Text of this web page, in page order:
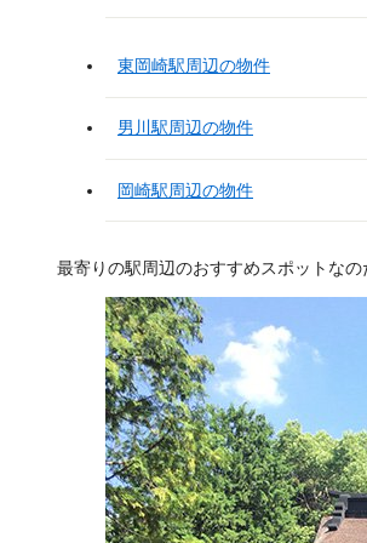
東岡崎駅周辺の物件
男川駅周辺の物件
岡崎駅周辺の物件
最寄りの駅周辺のおすすめスポットなの